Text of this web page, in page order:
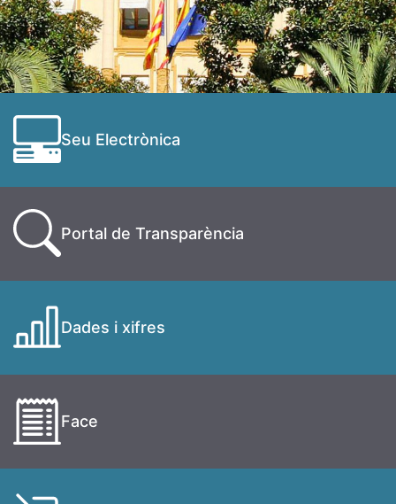
Seu Electrònica
Portal de Transparència
Dades i xifres
Face